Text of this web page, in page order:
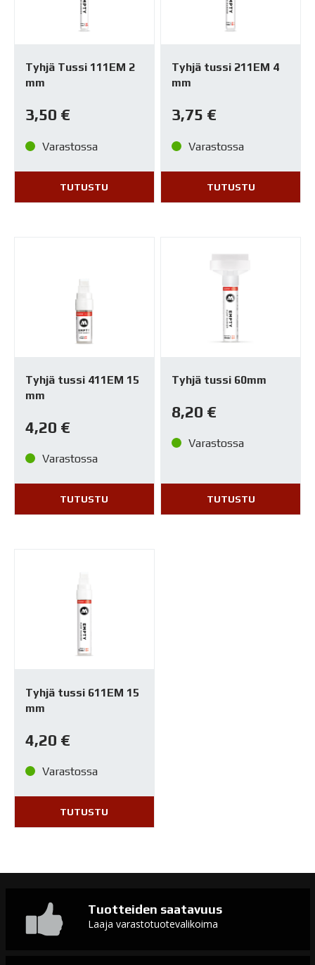
Tyhjä Tussi 111EM 2
mm
3,50 €
Varastossa
TUTUSTU
Tyhjä tussi 211EM 4
mm
3,75 €
Varastossa
TUTUSTU
Tyhjä tussi 411EM 15
mm
4,20 €
Varastossa
TUTUSTU
Tyhjä tussi 60mm
8,20 €
Varastossa
TUTUSTU
Tyhjä tussi 611EM 15
mm
4,20 €
Varastossa
TUTUSTU
Tuotteiden saatavuus
Laaja varastotuotevalikoima